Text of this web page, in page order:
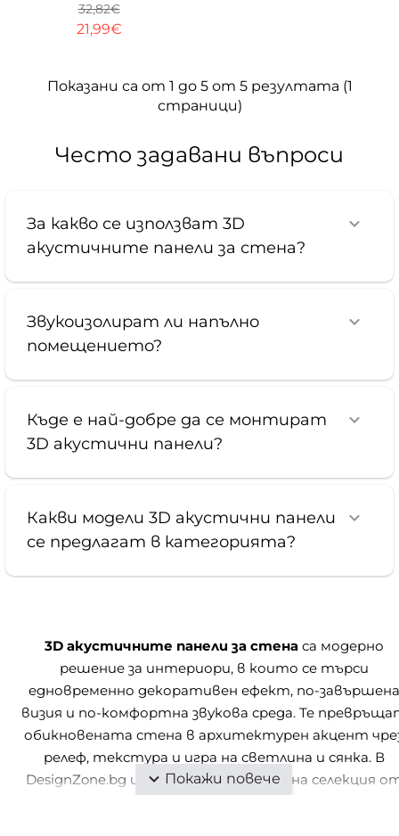
21,99€
32,82€
Показани са от 1 до 5 от 5 резултата (1
страници)
Често задавани въпроси
За какво се използват 3D
акустичните панели за стена?
Звукоизолират ли напълно
помещението?
Къде е най-добре да се монтират
3D акустични панели?
Какви модели 3D акустични панели
се предлагат в категорията?
3D акустичните панели за стенаса модерно
решение за интериори, в които се търси
едновременно декоративен ефект, по-завършена
визия и по-комфортна звукова среда. Те
обикновената стена в архитектурен акцент
релеф, текстура и игра на светлина и сянка. В
DesignZone.bg ще откриете подбрана селекция